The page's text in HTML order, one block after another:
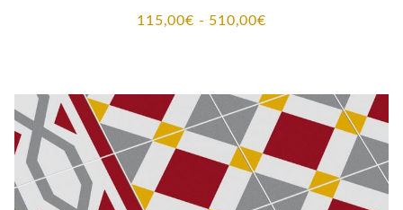
115,00€ - 510,00€Rango
desde
115,00€
hasta
510,00€